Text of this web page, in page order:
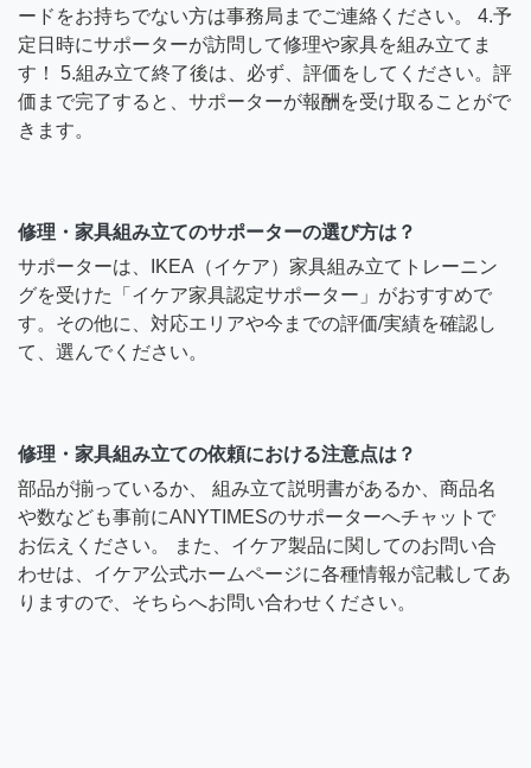
ードをお持ちでない方は事務局までご連絡ください。 4.予
定日時にサポーターが訪問して修理や家具を組み立てま
す！ 5.組み立て終了後は、必ず、評価をしてください。評
価まで完了すると、サポーターが報酬を受け取ることがで
きます。
修理・家具組み立てのサポーターの選び方は？
サポーターは、IKEA（イケア）家具組み立てトレーニン
グを受けた「イケア家具認定サポーター」がおすすめで
す。その他に、対応エリアや今までの評価/実績を確認し
て、選んでください。
修理・家具組み立ての依頼における注意点は？
部品が揃っているか、 組み立て説明書があるか、商品名
や数なども事前にANYTIMESのサポーターへチャットで
お伝えください。 また、イケア製品に関してのお問い合
わせは、イケア公式ホームページに各種情報が記載してあ
りますので、そちらへお問い合わせください。